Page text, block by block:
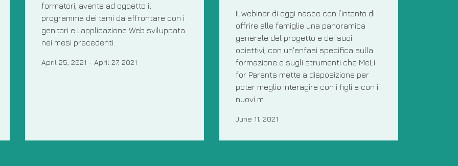
formatori, avente ad oggetto il
programma dei temi da affrontare con i
genitori e l'applicazione Web sviluppata
nei mesi precedenti.
April 25, 2021 - April 27, 2021
Il webinar di oggi nasce con l’intento di
offrire alle famiglie una panoramica
generale del progetto e dei suoi
obiettivi, con un'enfasi specifica sulla
formazione e sugli strumenti che MeLi
for Parents mette a disposizione per
poter meglio interagire con i figli e con i
nuovi m
June 11, 2021